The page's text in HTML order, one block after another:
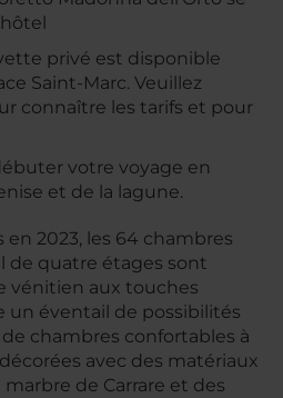
privé est disponible
Saint-Marc. Veuillez
connaître les tarifs et pour
votre voyage en
et de la lagune.
2023, les 64 chambres
de quatre étages sont
vénitien aux touches
un éventail de possibilités
chambres confortables à
avec des matériaux
de Carrare et des